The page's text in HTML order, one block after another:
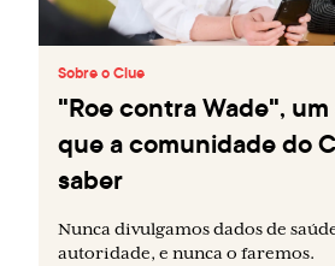
Sobre o Clue
"Roe contra Wade",
que a comunidade do
saber
Nunca divulgamos dados de
autoridade, e nunca o faremos.